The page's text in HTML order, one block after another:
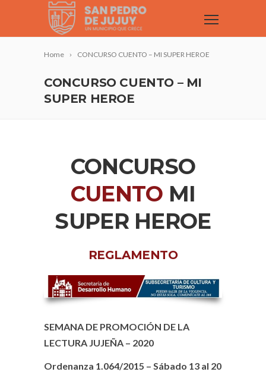
Home CONCURSO CUENTO – MI SUPER HEROE
CONCURSO CUENTO – MI
SUPER HEROE
CONCURSO
CUENTO MI
SUPER HEROE
REGLAMENTO
SEMANA DE PROMOCIÓN DE LA
LECTURA JUJEÑA – 2020
Ordenanza 1.064/2015 – Sábado 13 al 20